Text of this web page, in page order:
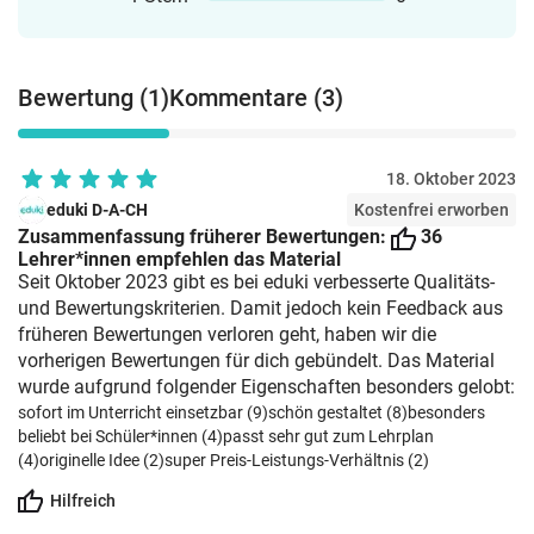
sich zum Beispiel auch in Form eines
Kugellagers an.--- -------------
#übungenfürzwischendurch——Wenn du
diese Art von Karten / Aktivität magst,
beim SPARPAKETANGEBOT zu den 3
Conditional Clauses vorbei. Dies enhält
die folgenden 3 Sets:* Conditional
1 Stop & Swap Cards* Conditional
2 Stop & Swap Cards* Conditional
3 Stop & Swap
Cards#schulstartmitlmp2019
Ups und SprachspieleErgänzung zu allen
gängigen Lehrwerken🎯 Pädagogische /
EinordnungKompetenzorientierter
Englischunterricht mit Fokus auf
SprachhandelnVerbindung von
Grammatik, Wortschatz und
KommunikationLernen durch
Visualisierung, Wiederholung und
AnwendungFörderung nachhaltigen
Lernens durch vielfältige
ZugängeAktivierung durch kooperative
und spielbasierte Methoden
🧠 Geförderte KompetenzenMündliche
SprachkompetenzGrammatikverständnis
Bewertung (1)Kommentare (3)
18. Oktober 2023
eduki D-A-CH
Kostenfrei erworben
Zusammenfassung früherer Bewertungen:
36
Lehrer*innen empfehlen das Material
Seit Oktober 2023 gibt es bei eduki verbesserte Qualitäts-
und Bewertungskriterien. Damit jedoch kein Feedback aus
früheren Bewertungen verloren geht, haben wir die
vorherigen Bewertungen für dich gebündelt. Das Material
wurde aufgrund folgender Eigenschaften besonders gelobt:
sofort im Unterricht einsetzbar (9)schön gestaltet (8)besonders
beliebt bei Schüler*innen (4)passt sehr gut zum Lehrplan
(4)originelle Idee (2)super Preis-Leistungs-Verhältnis (2)
Hilfreich